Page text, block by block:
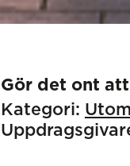
Gör det ont att
Kategori: